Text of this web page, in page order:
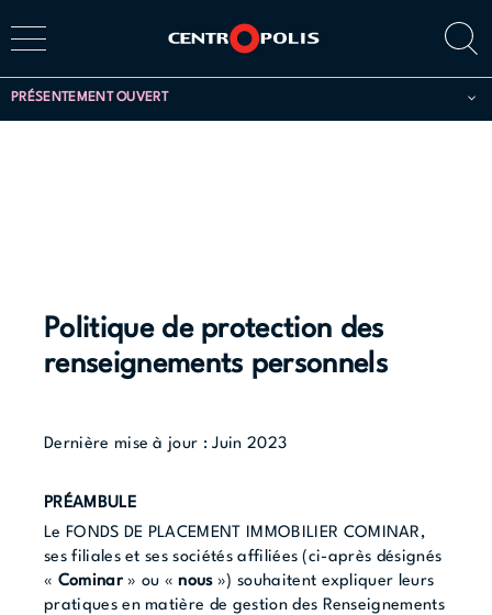
PRÉSENTEMENT OUVERT
Politique de protection des
renseignements personnels
Dernière mise à jour : Juin 2023
PRÉAMBULE
Le FONDS DE PLACEMENT IMMOBILIER COMINAR,
ses filiales et ses sociétés affiliées (ci-après désignés
« Cominar» ou «nous») souhaitent expliquer leurs
pratiques en matière de gestion des Renseignements